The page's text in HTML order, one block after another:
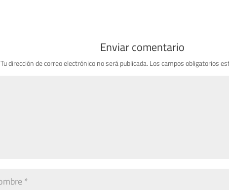
Enviar comentario
Tu dirección de correo electrónico no será publicada. Los campos obligatorios